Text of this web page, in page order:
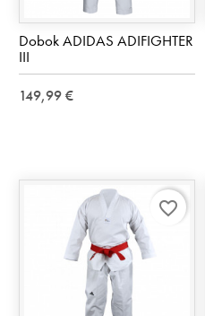
Dobok ADIDAS ADIFIGHTER
III
149,99 €
favorite_border